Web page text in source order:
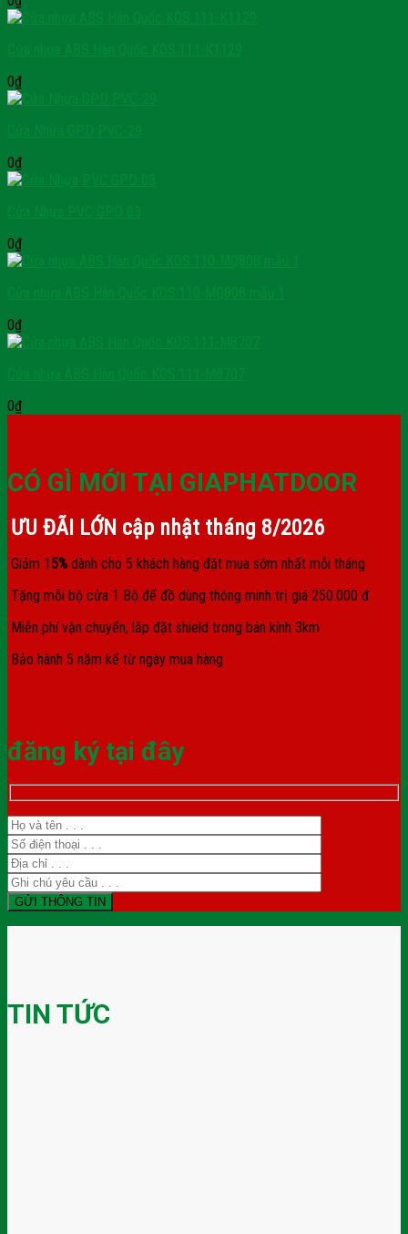
0₫
0₫
0₫
0₫
0₫
CÓ GÌ MỚI TẠI GIAPHATDOOR
ƯU ĐÃI LỚN cập nhật tháng 8/2026
Giảm 1 5% dành cho 5 khách hàng đặt mua sớm nhất mỗi tháng
Tặng mỗi bộ cửa 1 Bộ để đồ dùng thông minh trị giá 250.000 đ
Miễn phí vận chuyển, lắp đặt shield trong bán kính 3km
Bảo hành 5 năm kể từ ngày mua hàng
đăng ký tại đây
TIN TỨC